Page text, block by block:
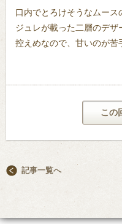
口内でとろけそうなムー
ジュレが載った二層のデザ
控えめなので、甘いのが苦
この
記事一覧へ